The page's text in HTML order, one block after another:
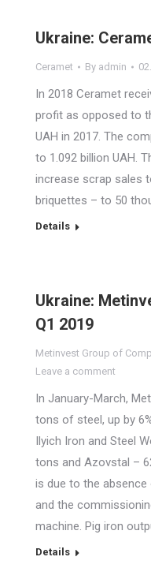
Ukraine:
Ceramet By admin
In 2018 Ceramet
profit as opposed to
UAH in 2017. The
to 1.092 billion UAH.
increase scrap sales
briquettes – to 50
Details
Ukraine:
Q1 2019
Metinvest Group of
Leave a comment
In January-March,
tons of steel, up by
Ilyich Iron and Steel
tons and Azovstal –
is due to the
and the
machine. Pig iron
Details